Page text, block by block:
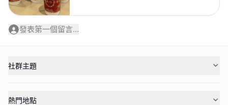
發表第一個留言...
社群主題
熱門地點